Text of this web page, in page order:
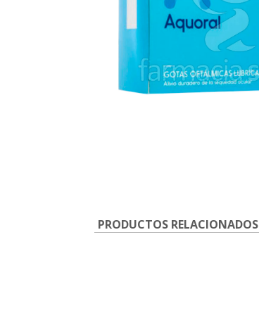
PRODUCTOS RELACIONADOS